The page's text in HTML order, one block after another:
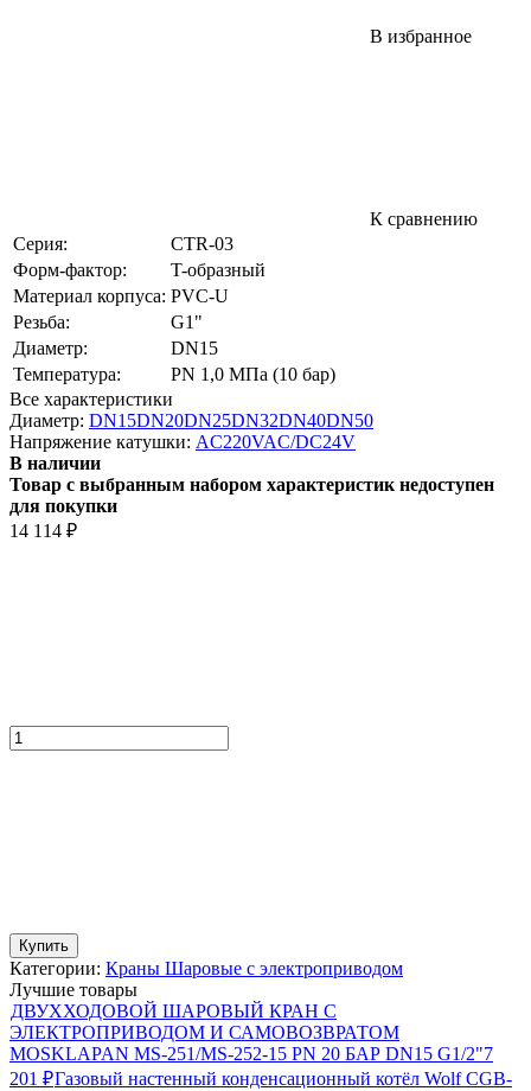
В избранное
К сравнению
Серия:
CTR-03
Форм-фактор:
T-образный
Материал корпуса: PVC-U
Резьба:
G1"
Диаметр:
DN15
Температура:
PN 1,0 МПа (10 бар)
Все характеристики
Диаметр: DN15DN20DN25DN32DN40DN50
Напряжение катушки: AC220VAC/DC24V
В наличии
Товар с выбранным набором характеристик недоступен
для покупки
14 114 ₽
Купить
Категории: Краны Шаровые с электроприводом
Лучшие товары
ДВУХХОДОВОЙ ШАРОВЫЙ КРАН С
ЭЛЕКТРОПРИВОДОМ И САМОВОЗВРАТОМ
MOSKLAPAN MS-251/MS-252-15 PN 20 БАР DN15 G1/2"7
201 ₽Газовый настенный конденсационный котёл Wolf CGB-